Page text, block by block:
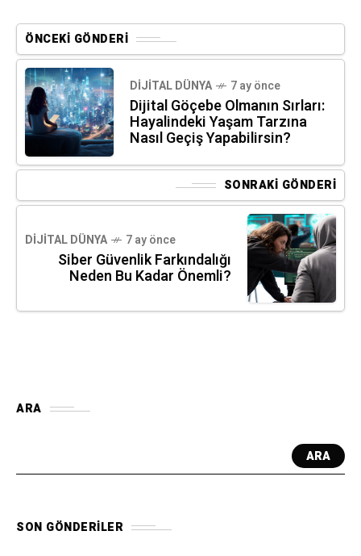
ÖNCEKI GÖNDERI
DIJITAL DÜNYA 7 ay önce
Dijital Göçebe Olmanın Sırları:
Hayalindeki Yaşam Tarzına
Nasıl Geçiş Yapabilirsin?
SONRAKI GÖNDERI
DIJITAL DÜNYA 7 ay önce
Siber Güvenlik Farkındalığı
Neden Bu Kadar Önemli?
ARA
ARA
SON GÖNDERILER